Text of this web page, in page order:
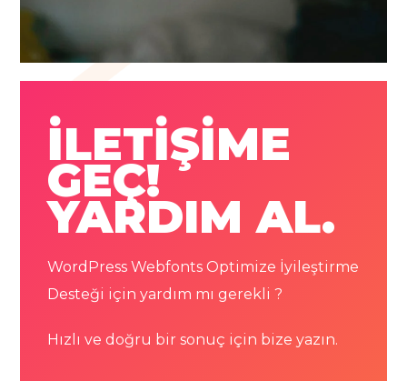
İLETİŞİME
GEÇ!
YARDIM AL.
WordPress Webfonts Optimize İyileştirme
Desteği için yardım mı gerekli ?
Hızlı ve doğru bir sonuç için bize yazın.